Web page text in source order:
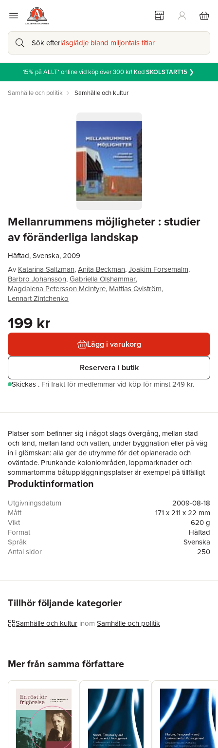
Sök efterläsglädje bland miljontals titlar
15% på ALLT* online vid köp över 300 kr! KodSKOLSTART15❯
Samhälle och politik Samhälle och kultur
Mellanrummens möjligheter : studier
av föränderliga landskap
Häftad, Svenska, 2009
Av Katarina Saltzman,Anita Beckman,Joakim Forsemalm,
Barbro Johansson,Gabriella Olshammar,
Magdalena Petersson McIntyre, Mattias Qviström,
Lennart Zintchenko
199 kr
Lägg i varukorg
Reservera i butik
Skickas . Fri frakt för medlemmar vid köp för minst 249 kr.
Platser som befinner sig i något slags övergång, mellan stad
och land, mellan land och vatten, under byggnation eller på väg
in i glömskan: alla ger de utrymme för det oplanerade och
oväntade. Prunkande koloniområden, loppmarknader och
sommartomma båtuppläggningsplatser är exempel på tillfälligt
överblivna eller övergivna landskap som tas i anspråk på nya
överallt där de vita fläckarna eller svarta hålen på kartan dyker
upp, finner människor användning för dem. Det kan resultera i
nya värden, och därmed få betydelse för planeringen av
områdets framtid. Studier av sådana gränszoner och
förändringsområden inbjuder till funderingar kring vad det
innebär för människor att i olika avseenden befinna sig i
Produktinformation
Utgivningsdatum
2009-08-18
Mått
171 x 211 x 22 mm
Vikt
620 g
Format
Häftad
Språk
Svenska
Antal sidor
250
Tillhör följande kategorier
Samhälle och kultur inom Samhälle och politik
Mer från samma författare